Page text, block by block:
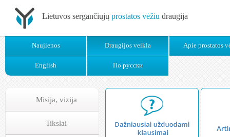
Lietuvos sergančiųjų prostatos vėžiu draugija
Naujienos Draugijos veikla Apie prostatos
English По русски
Misija, vizija
Tikslai